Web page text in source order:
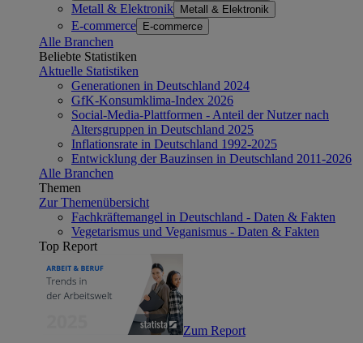
Metall & Elektronik Metall & Elektronik
E-commerce E-commerce
Alle Branchen
Beliebte Statistiken
Aktuelle Statistiken
Generationen in Deutschland 2024
GfK-Konsumklima-Index 2026
Social-Media-Plattformen - Anteil der Nutzer nach
Altersgruppen in Deutschland 2025
Inflationsrate in Deutschland 1992-2025
Entwicklung der Bauzinsen in Deutschland 2011-2026
Alle Branchen
Themen
Zur Themenübersicht
Fachkräftemangel in Deutschland - Daten & Fakten
Vegetarismus und Veganismus - Daten & Fakten
Top Report
Zum Report